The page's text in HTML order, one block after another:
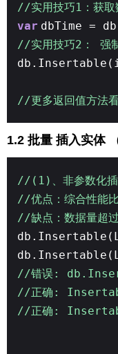
//实用技巧1：获
var dbTime =
//实用技巧2： 强
//更多返回值方法
1.2 批量 插入实体
//(1)、非参数化插
//优点：综合性能
//缺点：数据量超
//错误:
//正确:
//正确: